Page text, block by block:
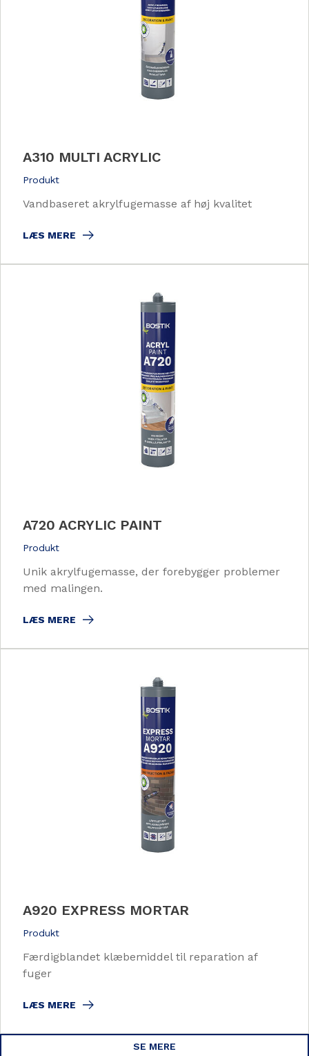
A310 MULTI ACRYLIC
Produkt
Vandbaseret akrylfugemasse af høj kvalitet
LÆS MERE
A720 ACRYLIC PAINT
Produkt
Unik akrylfugemasse, der forebygger problemer
med malingen.
LÆS MERE
A920 EXPRESS MORTAR
Produkt
Færdigblandet klæbemiddel til reparation af
fuger
LÆS MERE
SE MERE